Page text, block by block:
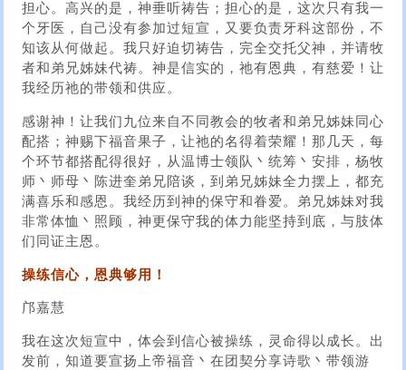
担心。高兴的是，神垂听祷告；担心的是，这次只有我一
个牙医，自己没有参加过短宣，又要负责牙科这部份，不
知该从何做起。我只好迫切祷告，完全交托父神，并请牧
者和弟兄姊妹代祷。神是信实的，祂有恩典，有慈爱！让
我经历祂的带领和供应。
感谢神！让我们九位来自不同教会的牧者和弟兄姊妹同心
配搭；神赐下福音果子，让祂的名得着荣耀！那几天，每
个环节都搭配得很好，从温博士领队丶统筹丶安排，杨牧
师丶师母丶陈进奎弟兄陪谈，到弟兄姊妹全力摆上，都充
满喜乐和感恩。我经历到神的保守和眷爱。弟兄姊妹对我
非常体恤丶照顾，神更保守我的体力能坚持到底，与肢体
们同证主恩。
操练信心，恩典够用！
邝嘉慧
我在这次短宣中，体会到信心被操练，灵命得以成长。出
发前，知道要宣扬上帝福音丶在团契分享诗歌丶带领游